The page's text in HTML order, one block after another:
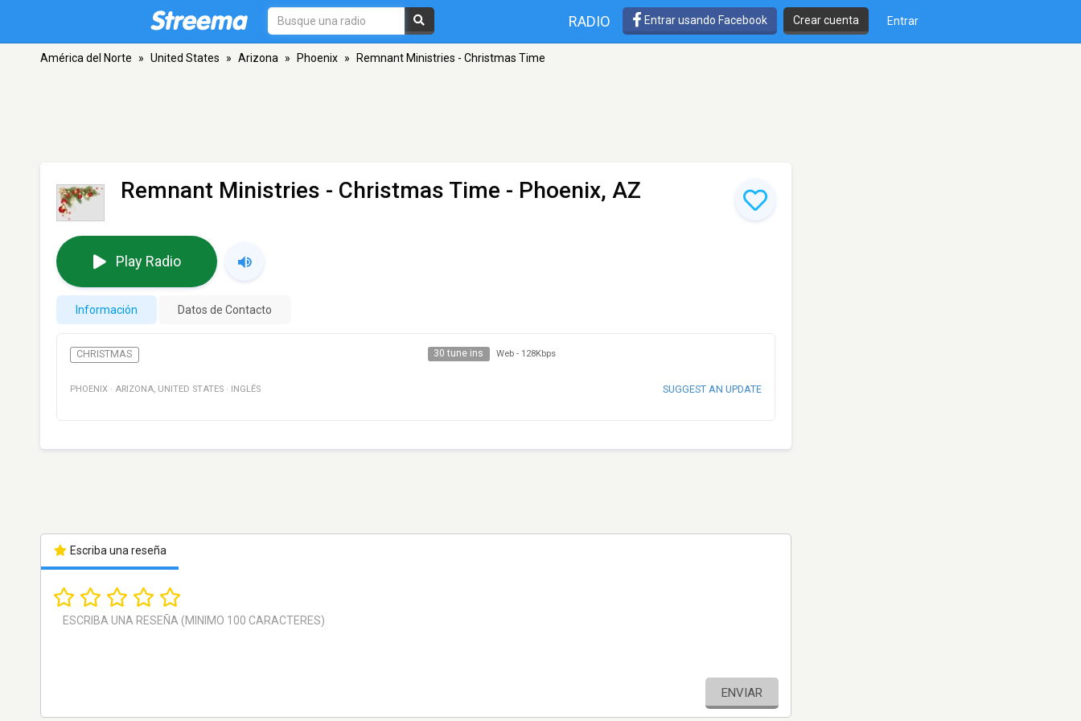
RADIO Entrar usando Facebook Crear cuenta Entrar
América del Norte » United States » Arizona » Phoenix » Remnant Ministries - Christmas Time
Remnant Ministries - Christmas Time - Phoenix, AZ
Play Radio
Información Datos de Contacto
CHRISTMAS 30 tune ins Web - 128Kbps
PHOENIX · ARIZONA, UNITED STATES · INGLÉS SUGGEST AN UPDATE
Escriba una reseña
ENVIAR